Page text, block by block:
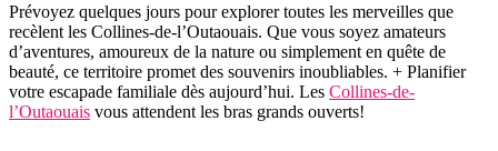
Prévoyez quelques jours pour explorer toutes les merveilles que
recèlent les Collines-de-l’Outaouais. Que vous soyez amateurs
d’aventures, amoureux de la nature ou simplement en quête de
beauté, ce territoire promet des souvenirs inoubliables. + Planifier
votre escapade familiale dès aujourd’hui. Les Collines-de-
l’Outaouais vous attendent les bras grands ouverts!